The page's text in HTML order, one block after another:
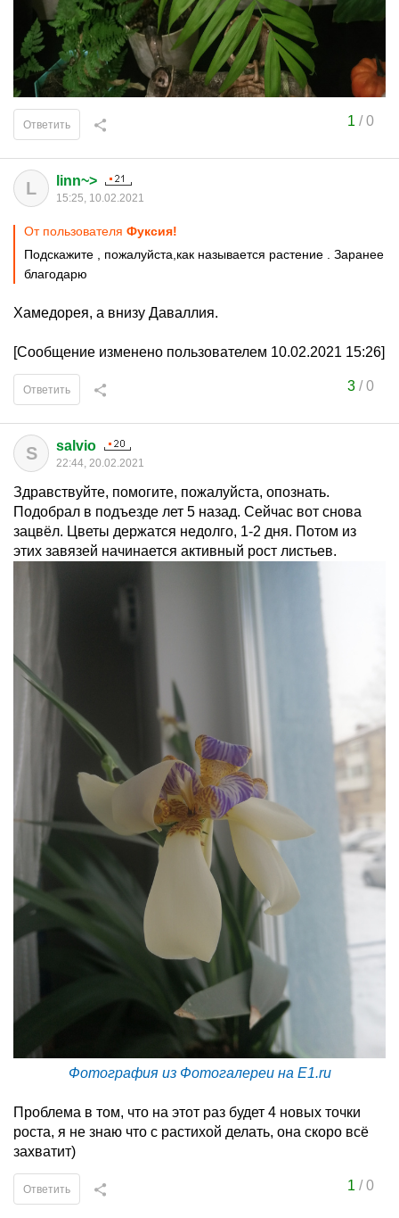
1 /0
Ответить
L linn~>
15:25, 10.02.2021
От пользователя Фуксия!
Подскажите , пожалуйста,как называется растение . Заранее
благодарю
Хамедорея, а внизу Даваллия.
[Сообщение изменено пользователем 10.02.2021 15:26]
3/0
Ответить
S salvio
22:44, 20.02.2021
Здравствуйте, помогите, пожалуйста, опознать.
Подобрал в подъезде лет 5 назад. Сейчас вот снова
зацвёл. Цветы держатся недолго, 1-2 дня. Потом из
этих завязей начинается активный рост листьев.
Фотография из Фотогалереи на E1.ru
Проблема в том, что на этот раз будет 4 новых точки
роста, я не знаю что с растихой делать, она скоро всё
захватит)
1 /0
Ответить